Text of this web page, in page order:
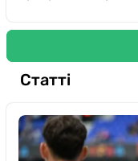
Статті